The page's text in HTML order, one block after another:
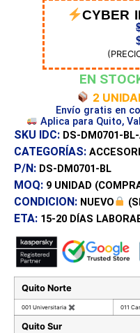
CYBER
EN
2
Envío gratis en
Aplica para Quito,
SKU IDC: DS-DM0701-
CATEGORÍAS:
P/N: DS-DM0701-BL
MOQ: 9 UNIDAD
CONDICION: NUEVO
ETA: 15-20 DÍAS
Quito Norte
001 Universitaria ✖ 011
Quito Sur